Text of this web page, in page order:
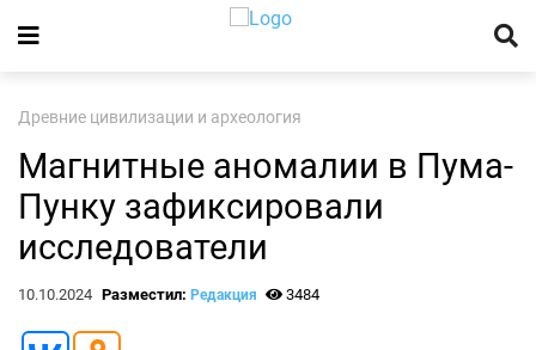
Древние цивилизации и археология
Магнитные аномалии в Пума-
Пунку зафиксировали
исследователи
10.10.2024 Разместил: Редакция 3484